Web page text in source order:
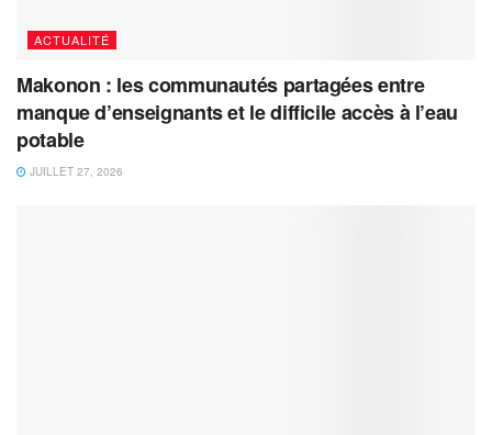
ACTUALITÉ
Makonon : les communautés partagées entre
manque d’enseignants et le difficile accès à l’eau
potable
JUILLET 27, 2026